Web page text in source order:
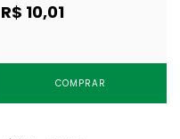
R$ 10,01
COMPRAR